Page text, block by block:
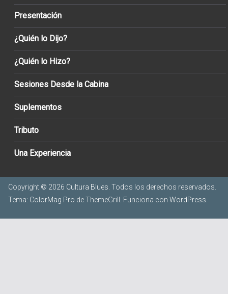
Presentación
¿Quién lo Dijo?
¿Quién lo Hizo?
Sesiones Desde la Cabina
Suplementos
Tributo
Una Experiencia
Copyright © 2026 Cultura Blues . Todos los derechos reservados.
Tema: ColorMag Pro de ThemeGrill. Funciona con WordPress